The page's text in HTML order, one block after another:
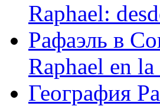
Raphael:
Рафаэль в
Raphael en
География